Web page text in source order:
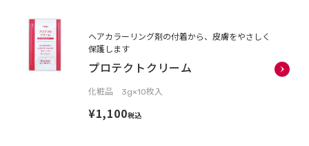
ヘアカラーリング剤の付着から、皮膚をやさしく
保護します
プロテクトクリーム
化粧品 3g×10枚入
¥1,100税込